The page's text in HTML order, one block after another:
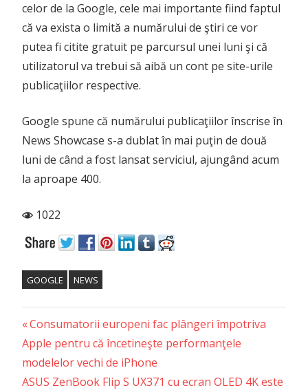
celor de la Google, cele mai importante fiind faptul
că va exista o limită a numărului de ştiri ce vor
putea fi citite gratuit pe parcursul unei luni şi că
utilizatorul va trebui să aibă un cont pe site-urile
publicaţiilor respective.
Google spune că numărului publicaţiilor înscrise în
News Showcase s-a dublat în mai puţin de două
luni de când a fost lansat serviciul, ajungând acum
la aproape 400.
1022
GOOGLE NEWS
Post
navigation
Previous
Post:
Consumatorii europeni fac plângeri împotriva
Apple pentru că încetineşte performanţele
modelelor vechi de iPhone
Next
ASUS ZenBook Flip S UX371 cu ecran OLED 4K este